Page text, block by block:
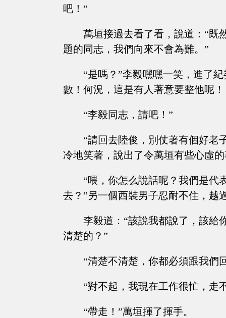
吧！”
萬垣接過去看了看，說道：“既
題的同志，我們向來不會為難。”
“是嗎？”李毅嘿嘿一笑，進了
數！何況，這是有人著意要整他呢！
“李毅同志，請吧！”
“請回去陸俊，別仗著有個好老
冷地笑著，說出了令萬垣有些心虛
“喂，你怎么說話呢？我們是代
去？”另一個西裝男子忍耐不住，越
李毅道：“該說我都說了，該給
清楚的？”
“清楚不清楚，你都必須跟我們
“對不起，我現在工作很忙，走
“帶走！”萬垣揮了揮手。